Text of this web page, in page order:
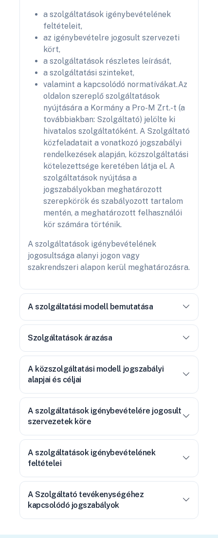
a szolgáltatások igénybevételének
feltételeit,
az igénybevételre jogosult szervezeti
kört,
a szolgáltatások részletes leírását,
a szolgáltatási szinteket,
valamint a kapcsolódó normatívákat.Az
oldalon szereplő szolgáltatások
nyújtására a Kormány a Pro-M Zrt.-t (a
továbbiakban: Szolgáltató) jelölte ki
hivatalos szolgáltatóként. A Szolgáltató
közfeladatait a vonatkozó jogszabályi
rendelkezések alapján, közszolgáltatási
kötelezettsége keretében látja el. A
szolgáltatások nyújtása a
jogszabályokban meghatározott
szerepkörök és szabályozott tartalom
mentén, a meghatározott felhasználói
kör számára történik.
A szolgáltatások igénybevételének
jogosultsága alanyi jogon vagy
szakrendszeri alapon kerül meghatározásra.
A szolgáltatási modell bemutatása
Szolgáltatások árazása
A közszolgáltatási modell jogszabályi
alapjai és céljai
A szolgáltatások igénybevételére jogosult
szervezetek köre
A szolgáltatások igénybevételének
feltételei
A Szolgáltató tevékenységéhez
kapcsolódó jogszabályok